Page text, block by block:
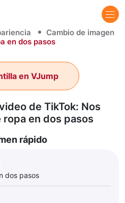
Cambio de imagen
en dos pasos
de TikTok: Nos
en dos pasos
en VJump
rápido
dos pasos